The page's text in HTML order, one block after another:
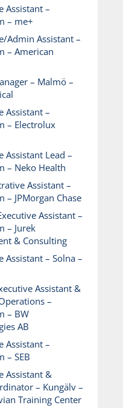
Assistant –
– me+
Admin Assistant –
– American
– Malmö –
Assistant –
– Electrolux
Assistant Lead –
– Neko Health
Assistant –
– JPMorgan Chase
Assistant –
– Jurek
& Consulting
Assistant – Solna –
Assistant &
–
– BW
AB
Assistant –
– SEB
Assistant &
– Kungälv –
Training Center